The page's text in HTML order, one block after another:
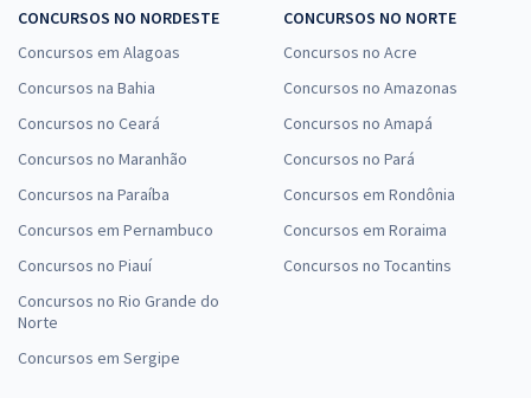
CONCURSOS NO NORDESTE
Concursos em Alagoas
Concursos na Bahia
Concursos no Ceará
Concursos no Maranhão
Concursos na Paraíba
Concursos em Pernambuco
Concursos no Piauí
Concursos no Rio Grande do
Norte
Concursos em Sergipe
CONCURSOS NO NORTE
Concursos no Acre
Concursos no Amazonas
Concursos no Amapá
Concursos no Pará
Concursos em Rondônia
Concursos em Roraima
Concursos no Tocantins